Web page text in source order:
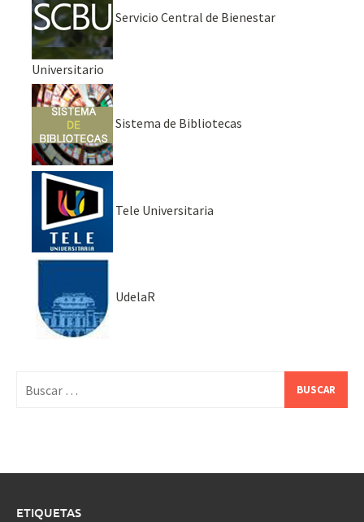
Servicio Central de Bienestar
Universitario
Sistema de Bibliotecas
Tele Universitaria
UdelaR
ETIQUETAS